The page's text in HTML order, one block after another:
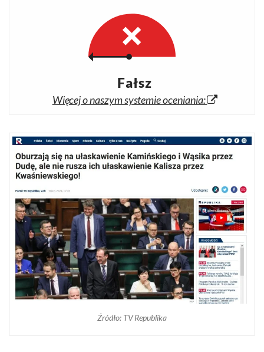
Fałsz
Więcej o naszym systemie oceniania:
Źródło: TV Republika